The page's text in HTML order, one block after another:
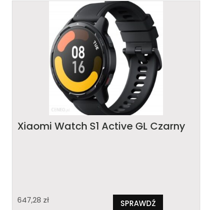
Xiaomi Watch S1 Active GL Czarny
647,28 zł SPRAWDŹ